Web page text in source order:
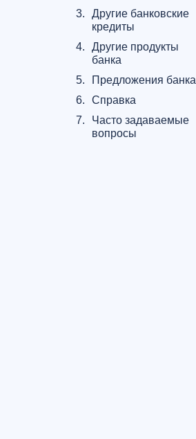
3.
Другие банковские
кредиты
4.
Другие продукты
банка
5.
Предложения банка
6.
Справка
7.
Часто задаваемые
вопросы